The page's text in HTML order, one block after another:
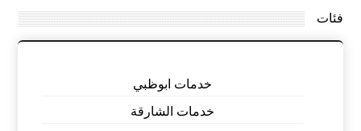
فئات
خدمات ابوظبي
خدمات الشارقة